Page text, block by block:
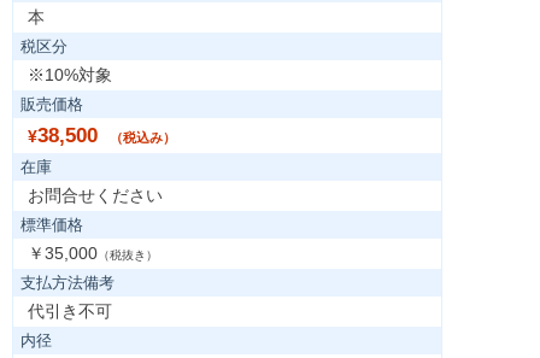
本
税区分
※10%対象
販売価格
¥38,500 （税込み）
在庫
お問合せください
標準価格
￥35,000 （税抜き）
支払方法備考
代引き不可
内径